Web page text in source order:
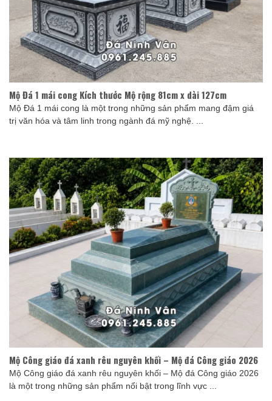
Mộ Đá 1 mái cong Kích thước Mộ rộng 81cm x dài 127cm
Mộ Đá 1 mái cong là một trong những sản phẩm mang đậm giá
trị văn hóa và tâm linh trong ngành đá mỹ nghệ. ...
Mộ Công giáo đá xanh rêu nguyên khối – Mộ đá Công giáo 2026
Mộ Công giáo đá xanh rêu nguyên khối – Mộ đá Công giáo 2026
là một trong những sản phẩm nổi bật trong lĩnh vực ...